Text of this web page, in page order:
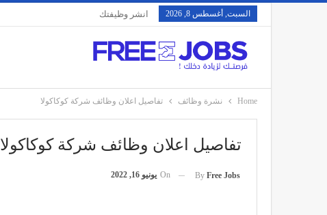
السبت, أغسطس 8, 2026 انشر وظيفتك
Home نشرة وظائف تفاصيل اعلان وظائف شركة كوكاكولا
تفاصيل اعلان وظائف شركة كوكاكولا
By Free Jobs
On يونيو 16, 2022